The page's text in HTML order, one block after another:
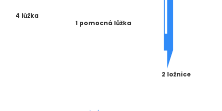
4 lůžka
1 pomocná lůžka
2 ložnice